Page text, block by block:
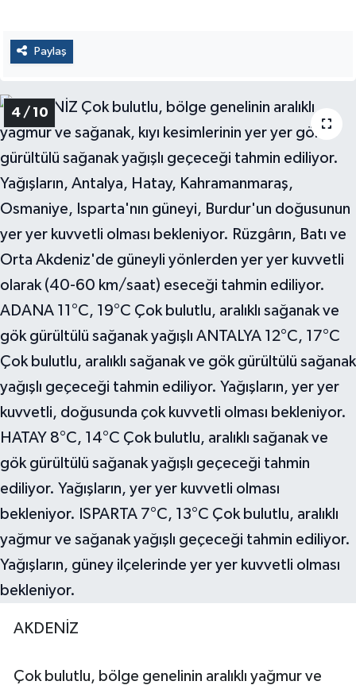
Paylaş
4 / 10
AKDENİZ
Çok bulutlu, bölge genelinin aralıklı yağmur ve